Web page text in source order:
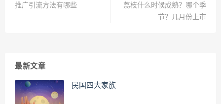
推广引流方法有哪些
荔枝什么时候成熟？哪个季
节？几月份上市
最新文章
民国四大家族